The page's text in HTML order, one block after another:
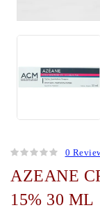
0
AZEANE
15% 30 ML